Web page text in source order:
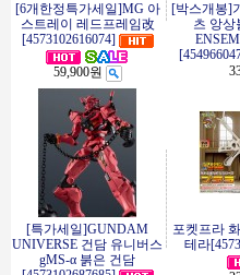
[6개한정특가세일]MG 아
스트레이 레드프레임改
[4573102616074]
59,900원
[박스개봉]
츠 앙상
[특가세일]GUNDAM
UNIVERSE 건담 유니버스
gMS-α 붉은 건담
포켓프라
테라